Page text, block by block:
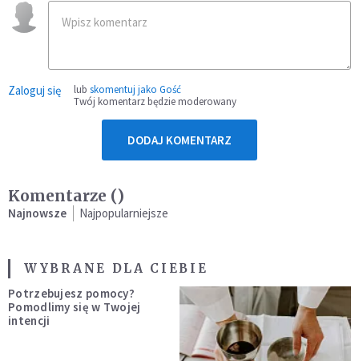
Zaloguj się lub skomentuj jako Gość
Twój komentarz będzie moderowany
DODAJ KOMENTARZ
Komentarze ()
Najnowsze Najpopularniejsze
WYBRANE DLA CIEBIE
Potrzebujesz pomocy?
Pomodlimy się w Twojej
intencji